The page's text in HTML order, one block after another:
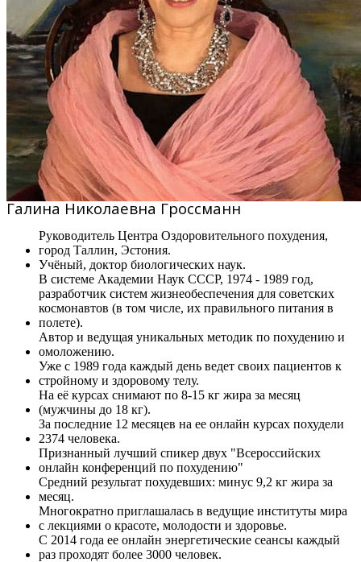
Галина Николаевна Гроссманн
Руководитель Центра Оздоровительного похудения,
город Таллин, Эстония.
Учёный, доктор биологических наук.
В системе Академии Наук СССР, 1974 - 1989 год,
разработчик систем жизнеобеспечения для советских
космонавтов (в том числе, их правильного питания в
полете).
Автор и ведущая уникальных методик по похудению и
омоложению.
Уже с 1989 года каждый день ведет своих пациентов к
стройному и здоровому телу.
На её курсах снимают по 8-15 кг жира за месяц
(мужчины до 18 кг).
За последние 12 месяцев на ее онлайн курсах похудели
2374 человека.
Признанный лучший спикер двух "Всероссийских
онлайн конференций по похудению"
Средний результат похудевших: минус 9,2 кг жира за
месяц.
Многократно приглашалась в ведущие институты мира
с лекциями о красоте, молодости и здоровье.
С 2014 года ее онлайн энергетические сеансы каждый
раз проходят более 3000 человек.